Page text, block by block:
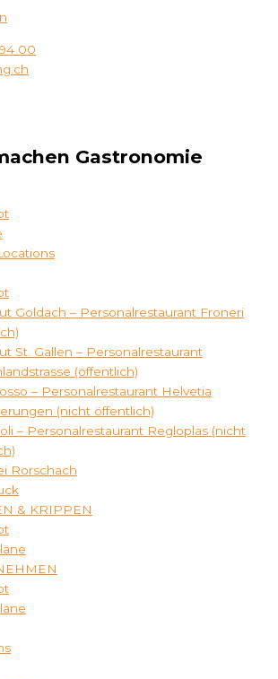
94 00
Gastronomie
Goldach – Personalrestaurant Froneri
St. Gallen – Personalrestaurant
(öffentlich)
– Personalrestaurant Helvetia
(nicht öffentlich)
– Personalrestaurant Regloplas (nicht
Rorschach
& KRIPPEN